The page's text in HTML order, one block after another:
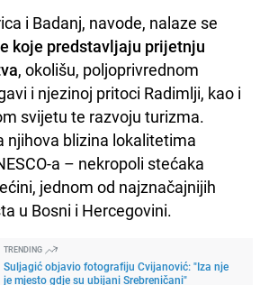
i Badanj, navode, nalaze se
koje predstavljaju prijetnju
, okolišu, poljoprivrednom
i njezinoj pritoci Radimlji, kao i
svijetu te razvoju turizma.
njihova blizina lokalitetima
a – nekropoli stećaka
jednom od najznačajnijih
u Bosni i Hercegovini.
TRENDING
Suljagić objavio fotografiju Cvijanović: "Iza nje
je mjesto gdje su ubijani Srebreničani"